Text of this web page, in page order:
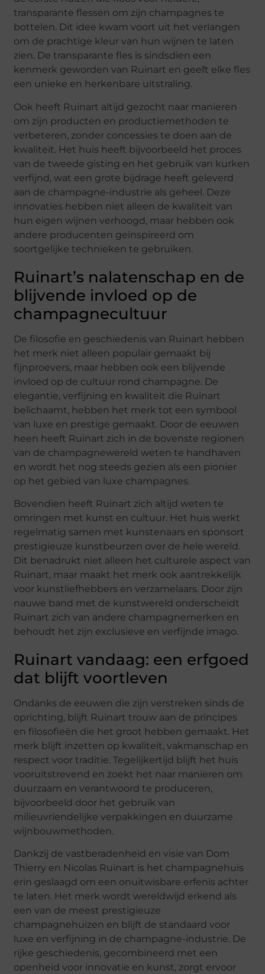
transparante flessen om zijn champagnes te
bottelen. Dit idee kwam voort uit het verlangen
om de prachtige kleur van hun wijnen te laten
zien. De transparante fles is sindsdien een
kenmerk geworden van Ruinart en geeft elke fles
een unieke en herkenbare uitstraling.
Ook heeft Ruinart altijd gezocht naar manieren
om zijn producten en productiemethoden te
verbeteren, zonder concessies te doen aan de
kwaliteit. Het huis heeft bijvoorbeeld het proces
van de tweede gisting en het gebruik van kurken
verfijnd, wat een grote bijdrage heeft geleverd
aan de champagne-industrie als geheel. Deze
innovaties hebben niet alleen de kwaliteit van
hun eigen wijnen verhoogd, maar hebben ook
andere producenten geïnspireerd om
soortgelijke technieken te gebruiken.
Ruinart’s nalatenschap en de
blijvende invloed op de
champagnecultuur
De filosofie en geschiedenis van Ruinart hebben
het merk niet alleen populair gemaakt bij
fijnproevers, maar hebben ook een blijvende
invloed op de cultuur rond champagne. De
elegantie, verfijning en kwaliteit die Ruinart
belichaamt, hebben het merk tot een symbool
van luxe en prestige gemaakt. Door de eeuwen
heen heeft Ruinart zich in de bovenste regionen
van de champagnewereld weten te handhaven
en wordt het nog steeds gezien als een pionier
op het gebied van luxe champagnes.
Bovendien heeft Ruinart zich altijd weten te
omringen met kunst en cultuur. Het huis werkt
regelmatig samen met kunstenaars en sponsort
prestigieuze kunstbeurzen over de hele wereld.
Dit benadrukt niet alleen het culturele aspect van
Ruinart, maar maakt het merk ook aantrekkelijk
voor kunstliefhebbers en verzamelaars. Door zijn
nauwe band met de kunstwereld onderscheidt
Ruinart zich van andere champagnemerken en
behoudt het zijn exclusieve en verfijnde imago.
Ruinart vandaag: een erfgoed
dat blijft voortleven
Ondanks de eeuwen die zijn verstreken sinds de
oprichting, blijft Ruinart trouw aan de principes
en filosofieën die het groot hebben gemaakt. Het
merk blijft inzetten op kwaliteit, vakmanschap en
respect voor traditie. Tegelijkertijd blijft het huis
vooruitstrevend en zoekt het naar manieren om
duurzaam en verantwoord te produceren,
bijvoorbeeld door het gebruik van
milieuvriendelijke verpakkingen en duurzame
wijnbouwmethoden.
Dankzij de vastberadenheid en visie van Dom
Thierry en Nicolas Ruinart is het champagnehuis
erin geslaagd om een onuitwisbare erfenis achter
te laten. Het merk wordt wereldwijd erkend als
een van de meest prestigieuze
champagnehuizen en blijft de standaard voor
luxe en verfijning in de champagne-industrie. De
rijke geschiedenis, gecombineerd met een
openheid voor innovatie en kunst, zorgt ervoor